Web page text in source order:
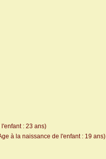
: 23 ans)
à la naissance de l'enfant : 19 ans)